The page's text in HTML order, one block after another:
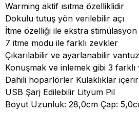
Warming aktif ısıtma özelliklidir
Dokulu tutuş yön verilebilir açı
İtme özelliği ile ekstra stimülasyon
7 itme modu ile farklı zevkler
Çıkarılabilir ve ayarlanabilir vantuz
Konuşmak ve inlemek gibi 3 farklı
Dahili hoparlörler Kulaklıklar içerir
USB Şarj Edilebilir Lityum Pil
Boyut Uzunluk: 28,0cm Çap: